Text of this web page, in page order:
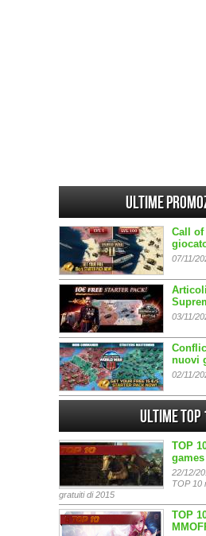
Ultime
Call of
07/11/
03/11/
nuovi
02/11/
Ultime Top
TOP
22/12/
TOP 10
gratuiti di 2015
TOP